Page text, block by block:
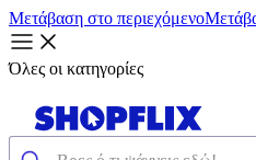
Μετάβαση στο περιεχόμενο
Όλες οι κατηγορίες